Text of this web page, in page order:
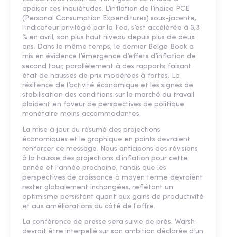
apaiser ces inquiétudes. L’inflation de l’indice PCE
(Personal Consumption Expenditures) sous-jacente,
l’indicateur privilégié par la Fed, s’est accélérée à 3,3
% en avril, son plus haut niveau depuis plus de deux
ans. Dans le même temps, le dernier Beige Book a
mis en évidence l’émergence d’effets d’inflation de
second tour, parallèlement à des rapports faisant
état de hausses de prix modérées à fortes. La
résilience de l’activité économique et les signes de
stabilisation des conditions sur le marché du travail
plaident en faveur de perspectives de politique
monétaire moins accommodantes.
La mise à jour du résumé des projections
économiques et le graphique en points devraient
renforcer ce message. Nous anticipons des révisions
à la hausse des projections d'inflation pour cette
année et l'année prochaine, tandis que les
perspectives de croissance à moyen terme devraient
rester globalement inchangées, reflétant un
optimisme persistant quant aux gains de productivité
et aux améliorations du côté de l'offre.
La conférence de presse sera suivie de près. Warsh
devrait être interpellé sur son ambition déclarée d’un